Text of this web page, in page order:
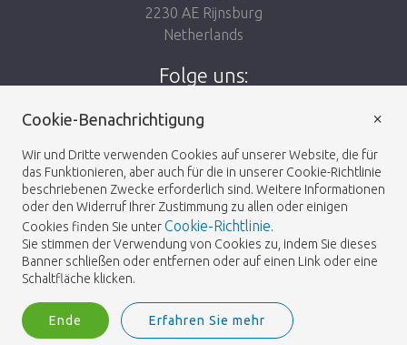
2230 AE Rijnsburg
Netherlands
Folge uns:
© 2026 -Heemskerk Flowers Geschäftsbedingungen
Heemskerk Flowers is a trading name of BGH A.Heemskerk AZN b.v.
Cookie-Benachrichtigung
Wir und Dritte verwenden Cookies auf unserer Website, die für
das Funktionieren, aber auch für die in unserer Cookie-Richtlinie
beschriebenen Zwecke erforderlich sind. Weitere Informationen
oder den Widerruf Ihrer Zustimmung zu allen oder einigen
Cookies finden Sie unterCookie-Richtlinie.
Sie stimmen der Verwendung von Cookies zu, indem Sie dieses
Banner schließen oder entfernen oder auf einen Link oder eine
Schaltfläche klicken.
Ende Erfahren Sie mehr
×